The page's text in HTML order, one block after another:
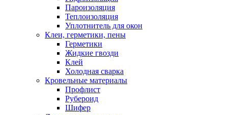
Пароизоляция
Теплоизоляция
Уплотнитель для окон
Клеи, герметики, пены
Герметики
Жидкие гвозди
Клей
Холодная сварка
Кровельные материалы
Профлист
Рубероид
Шифер